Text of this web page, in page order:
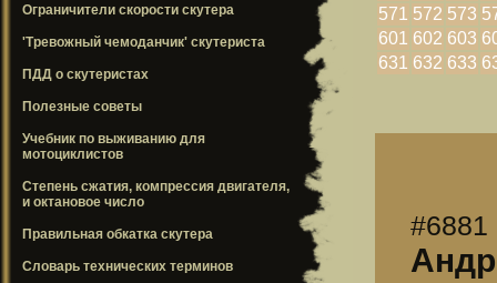
Ограничители скорости скутера
'Тревожный чемоданчик' скутериста
ПДД о скутеристах
Полезные советы
Учебник по выживанию для
мотоциклистов
Степень сжатия, компрессия двигателя,
и октановое число
Правильная обкатка скутера
Словарь технических терминов
571 572 573
601 602 603
631 632 633
#6881